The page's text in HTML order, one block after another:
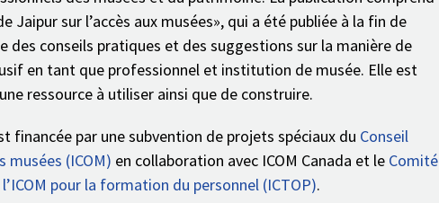
Jaipur sur l’accès aux musées», qui a été publiée à la fin de
des conseils pratiques et des suggestions sur la manière de
en tant que professionnel et institution de musée. Elle est
ressource à utiliser ainsi que de construire.
financée par une subvention de projets spéciaux du Conseil
musées (ICOM) en collaboration avec ICOM Canada et le Comité
pour la formation du personnel (ICTOP).